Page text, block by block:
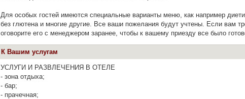
Для особых гостей имеются специальные варианты меню, как например
без глютена и многие другие. Все ваши пожелания будут учтены. Если вам
оговорите его с менеджером заранее, чтобы к вашему приезду все было
К Вашим услугам
УСЛУГИ И РАЗВЛЕЧЕНИЯ В ОТЕЛЕ
- зона отдыха;
- бар;
- прачечная;